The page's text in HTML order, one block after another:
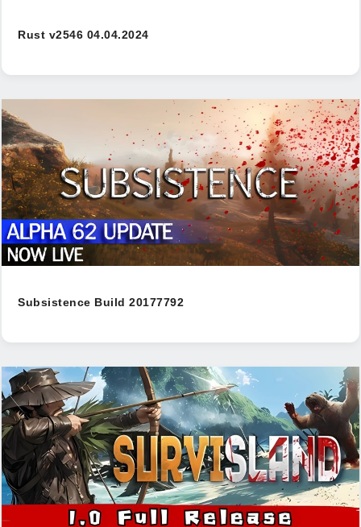
Rust v2546 04.04.2024
Subsistence Build 20177792